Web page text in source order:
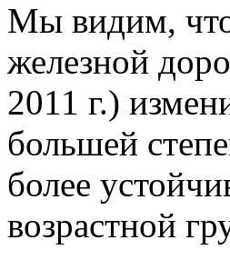
Мы видим, что
железной
2011 г.)
большей
более
возрастной